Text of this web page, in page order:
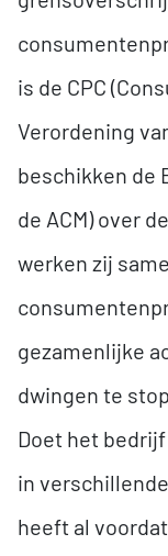
is de CPC
Verordening
beschikken de
de ACM) over
werken zij
gezamenlijke
dwingen te
Doet het
in
heeft al